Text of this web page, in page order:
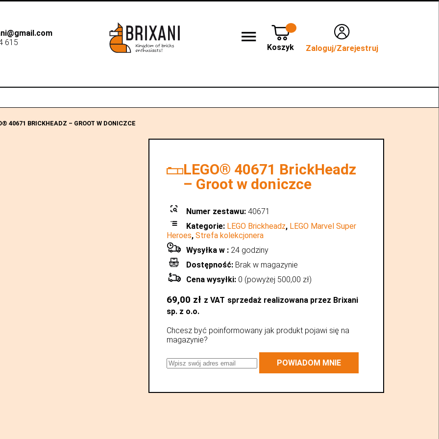
615
Koszyk Zaloguj/Zarejestruj
40671 BRICKHEADZ – GROOT W DONICZCE
LEGO® 40671 BrickHeadz
– Groot w doniczce
Numer zestawu: 40671
Kategorie: LEGO Brickheadz, LEGO Marvel Super
Heroes,Strefa kolekcjonera
Wysyłka w : 24 godziny
Dostępność: Brak w magazynie
Cena wysyłki: 0 (powyżej 500,00 zł)
69,00 zł z VAT sprzedaż realizowana przez Brixani
sp. z o.o.
Chcesz być poinformowany jak produkt pojawi się na
magazynie?
POWIADOM MNIE